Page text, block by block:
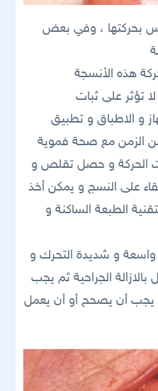
بحركتها ، وفي بعض
هذه الأنسجة
تؤثر على ثبات
و الاطباق و تطبيق
من الزمن مع صحة فموية
قلت الحركة و حصل تقلص و
على النسج و يمكن أخذ
الطبعة الساكنة و
واسعة و شديدة التحرك و
الجراحية ثم يجب
يجب أن يصحح أو أن يعمل